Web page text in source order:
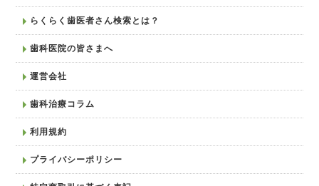
らくらく歯医者さん検索とは？
歯科医院の皆さまへ
運営会社
歯科治療コラム
利用規約
プライバシーポリシー